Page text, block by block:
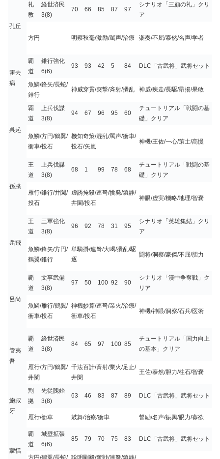
孔丘
礼
教
経世済民
3(8)
70 66 85 87 97
シナリオ「三顧の礼」クリ
ア
方円 明察秋毫/激励/罵声/治療 楽奏/不屈/泰然/名声/学者
霍去
病
覇
道
錐行強化
6(6)
93 93 42 5 84 DLC「古武将」武将セット
魚鱗/鋒矢/長蛇/
錐行
神威穿貫/突撃/斉射/攪乱 神威/疾走/長駆/昂揚/果敢
呉起
覇
道
上兵伐謀
3(8)
94 67 96 95 60
チュートリアル「戦闘の基
礎」クリア
魚鱗/方円/鶴翼/
衝車/投石
機知奇策/混乱/罵声/衝車/
投石/矢嵐
神機/王佐/一心/策士/高慢
孫臏
王
道
上兵伐謀
3(8)
68 1 99 78 68
チュートリアル「戦闘の基
礎」クリア
雁行/錐行/井闌/
投石
虚誘掩殺/連弩/挑発/鎮静/
井闌/投石
神眼/虚実/機略/地理/智嚢
岳飛
王
道
三軍強化
3(8)
96 92 78 31 95
シナリオ「英雄集結」クリ
ア
魚鱗/鋒矢/方円/
鶴翼/錐行
単騎掛/連弩/大喝/攪乱/駆
逐
闘将/洞察/豪傑/不屈/胆力
呂尚
覇
道
文事武備
3(8)
97 50 100 92 90
シナリオ「漢中争奪戦」ク
リア
魚鱗/雁行/鶴翼/
衝車/投石
神機妙算/連弩/業火/治療/
衝車/投石
神機/神眼/洞察/石兵/医術
管夷
吾
覇
道
経世済民
3(8)
84 65 97 100 85
チュートリアル「国力向上
の基本」クリア
雁行/方円/鶴翼/
井闌
千法百計/斉射/業火/足止/
井闌
王佐/泰然/胆力/柱石/智嚢
鮑叔
牙
割
拠
先従隗始
3(8)
63 46 83 87 89 DLC「古武将」武将セット
雁行/衝車 鼓舞/治療/衝車 督励/名声/振興/眼力/寡欲
蒙恬
覇
道
城壁拡張
6(6)
85 79 70 75 83 DLC「古武将」武将セット
方円/鶴翼/長蛇/ 聡明剛毅/奮戦/連弩/鎮静/